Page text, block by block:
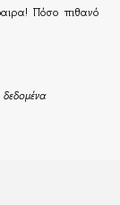
Πόσο πιθανό